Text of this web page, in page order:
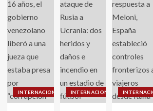
INTERNACIONALES INTERNACIONALES